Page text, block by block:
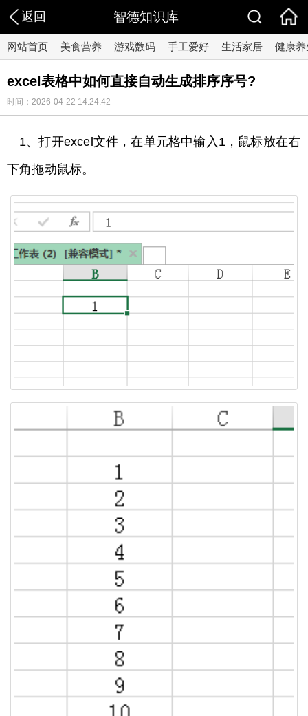
返回 智德知识库
网站首页 美食营养 游戏数码 手工爱好 生活家居 健康养
excel表格中如何直接自动生成排序序号?
时间：2026-04-22 14:24:42
1、打开excel文件，在单元格中输入1，鼠标放在右
下角拖动鼠标。